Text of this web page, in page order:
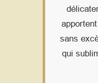
sans
qui